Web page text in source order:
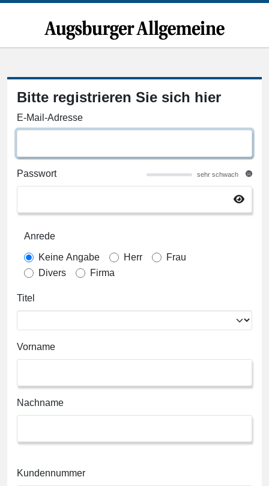
Bitte registrieren Sie sich hier
E-Mail-Adresse
Passwort sehr schwach
Anrede
Keine Angabe Herr
Frau
Divers
Firma
Titel
Vorname
Nachname
Kundennummer